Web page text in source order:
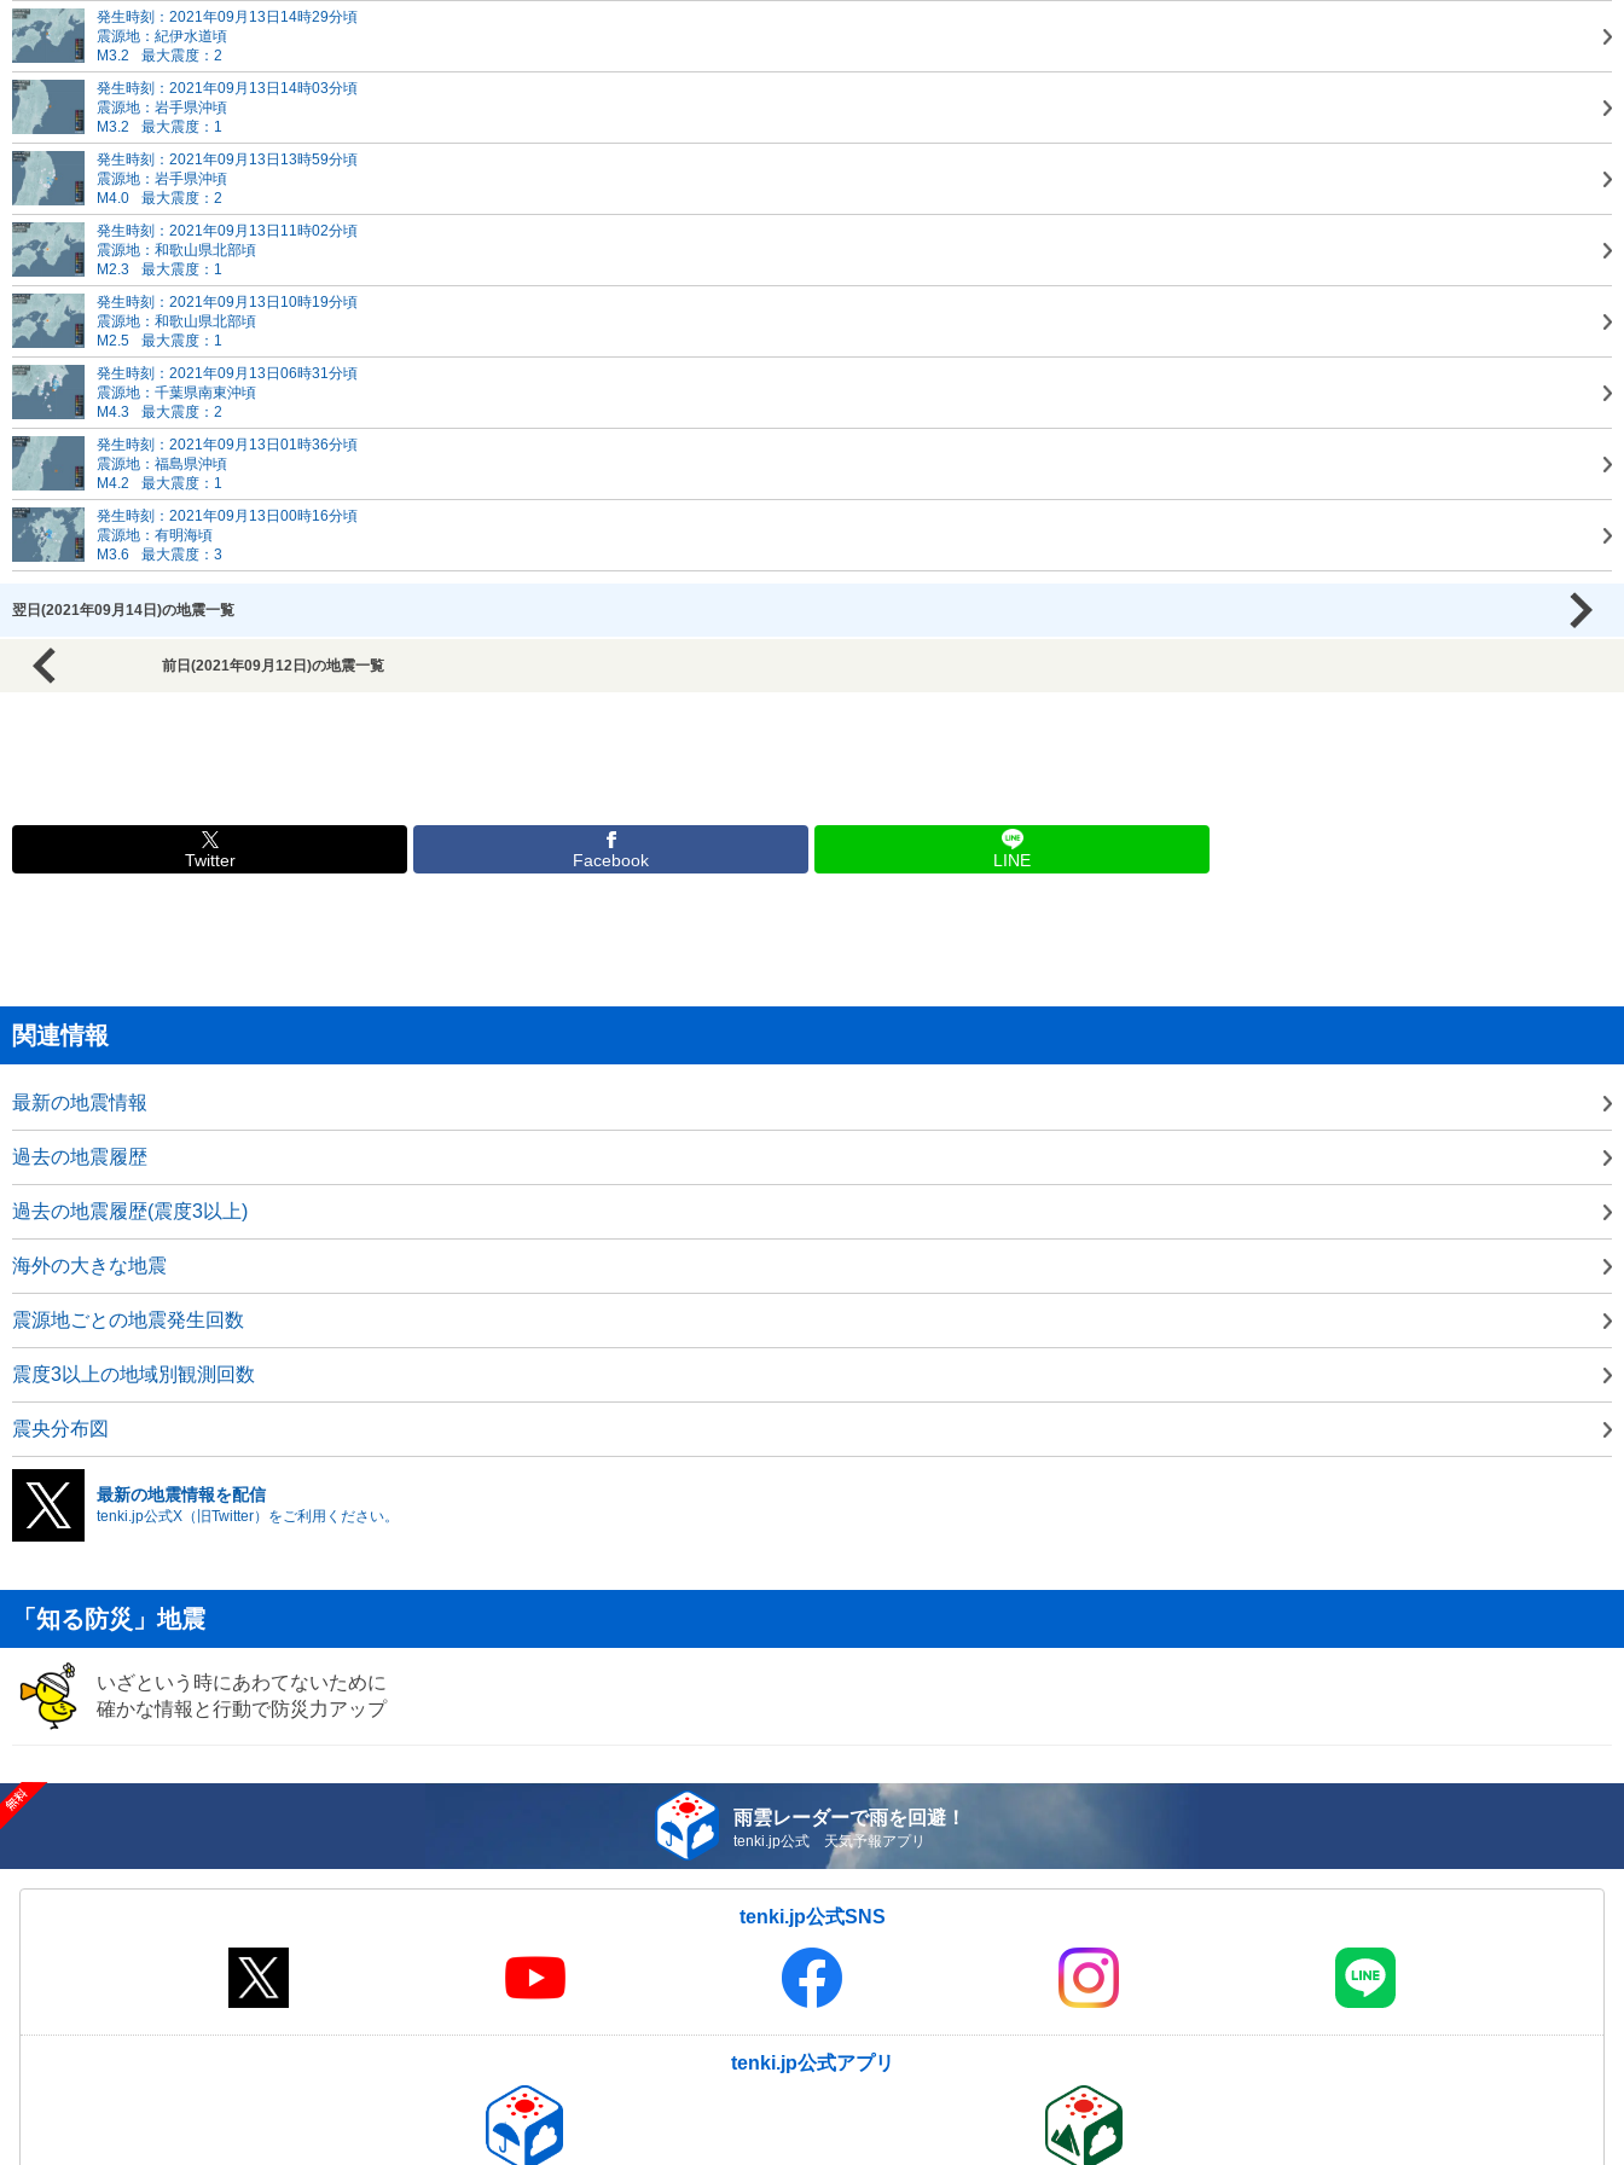
発生時刻：2021年09月13日14時29分頃
震源地：紀伊水道頃
M3.2
最大震度：2
発生時刻：2021年09月13日14時03分頃
震源地：岩手県沖頃
M3.2
最大震度：1
発生時刻：2021年09月13日13時59分頃
震源地：岩手県沖頃
M4.0
最大震度：2
発生時刻：2021年09月13日11時02分頃
震源地：和歌山県北部頃
M2.3
最大震度：1
発生時刻：2021年09月13日10時19分頃
震源地：和歌山県北部頃
M2.5
最大震度：1
発生時刻：2021年09月13日06時31分頃
震源地：千葉県南東沖頃
M4.3
最大震度：2
発生時刻：2021年09月13日01時36分頃
震源地：福島県沖頃
M4.2
最大震度：1
発生時刻：2021年09月13日00時16分頃
震源地：有明海頃
M3.6
最大震度：3
翌日(2021年09月14日)の地震一覧
前日(2021年09月12日)の地震一覧
Twitter Facebook LINE
関連情報
最新の地震情報
過去の地震履歴
過去の地震履歴(震度3以上)
海外の大きな地震
震源地ごとの地震発生回数
震度3以上の地域別観測回数
震央分布図
最新の地震情報を配信
tenki.jp公式X（旧Twitter）をご利用ください。
「知る防災」地震
いざという時にあわてないために
確かな情報と行動で防災力アップ
雨雲レーダーで雨を回避！
tenki.jp公式 天気予報アプリ
tenki.jp公式SNS
tenki.jp公式アプリ